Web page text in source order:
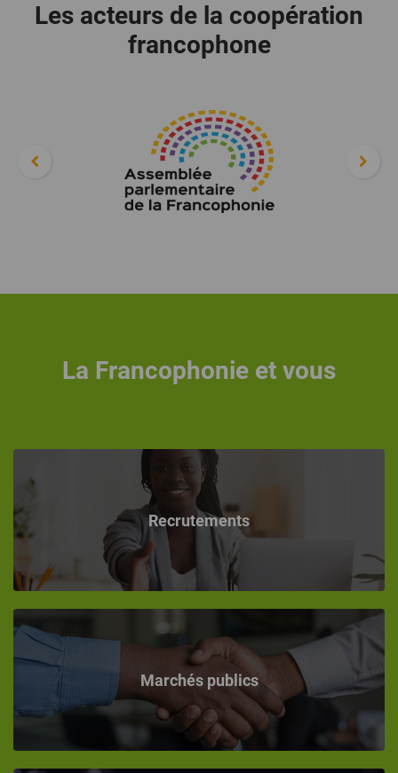
Les acteurs de la coopération
francophone
La Francophonie et vous
Recrutements
Marchés publics